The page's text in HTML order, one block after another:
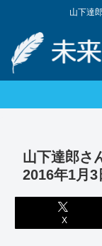
山下達
山下達郎
2016年1月3
X